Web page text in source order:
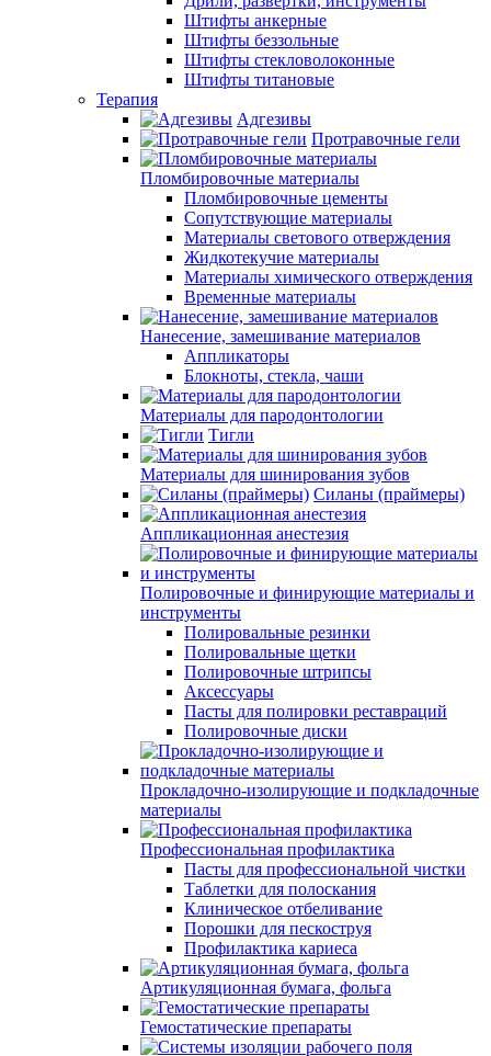
Штифты анкерные
Штифты беззольные
Штифты стекловолоконные
Штифты титановые
Терапия
Адгезивы
Протравочные гели
Пломбировочные материалы
Пломбировочные цементы
Сопутствующие материалы
Материалы светового отверждения
Жидкотекучие материалы
Материалы химического отверждения
Временные материалы
Нанесение, замешивание материалов
Аппликаторы
Блокноты, стекла, чаши
Материалы для пародонтологии
Тигли
Материалы для шинирования зубов
Силаны (праймеры)
Аппликационная анестезия
Полировочные и финирующие материалы и
инструменты
Полировальные резинки
Полировальные щетки
Полировочные штрипсы
Аксессуары
Пасты для полировки реставраций
Полировочные диски
Прокладочно-изолирующие и подкладочные
материалы
Профессиональная профилактика
Пасты для профессиональной чистки
Таблетки для полоскания
Клиническое отбеливание
Порошки для пескоструя
Профилактика кариеса
Артикуляционная бумага, фольга
Гемостатические препараты